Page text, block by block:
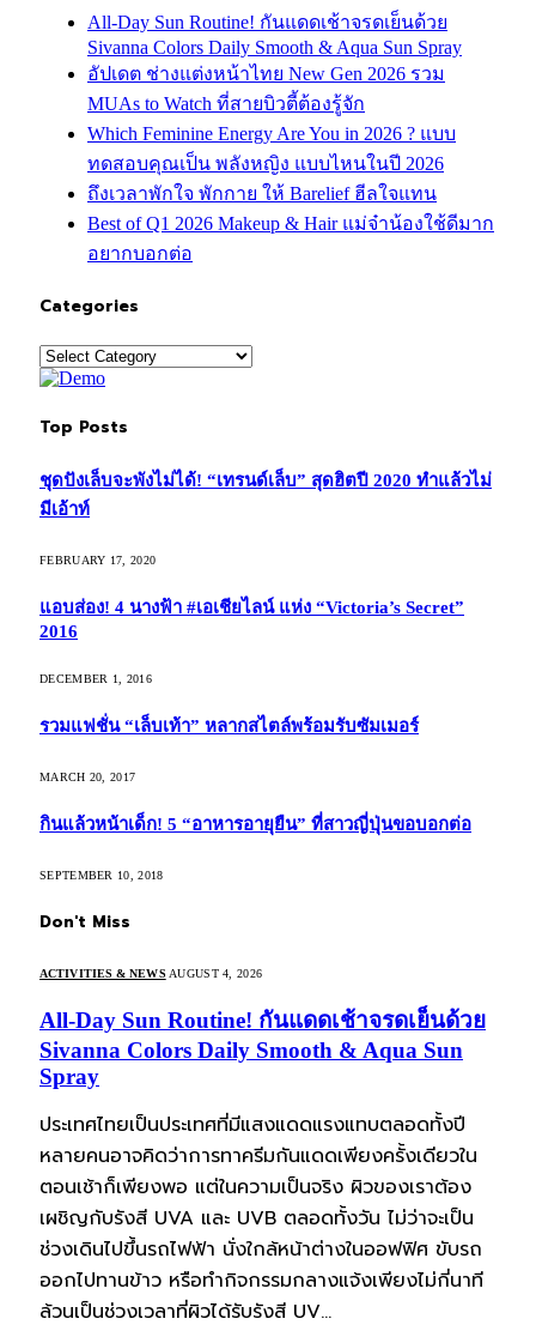
All-Day Sun Routine! กันแดดเช้าจรดเย็นด้วย
Sivanna Colors Daily Smooth & Aqua Sun Spray
อัปเดต ช่างแต่งหน้าไทย New Gen 2026 รวม
MUAs to Watch ที่สายบิวตี้ต้องรู้จัก
Which Feminine Energy Are You in 2026 ? แบบ
ทดสอบคุณเป็น พลังหญิง แบบไหนในปี 2026
ถึงเวลาพักใจ พักกาย ให้ Barelief ฮีลใจแทน
Best of Q1 2026 Makeup & Hair แม่จ๋าน้องใช้ดีมาก
อยากบอกต่อ
Categories
Categories
Top Posts
ชุดปังเล็บจะพังไม่ได้! “เทรนด์เล็บ” สุดฮิตปี 2020 ทำแล้วไม่
มีเอ้าท์
FEBRUARY 17, 2020
แอบส่อง! 4 นางฟ้า #เอเชียไลน์ แห่ง “Victoria’s Secret”
2016
DECEMBER 1, 2016
รวมแฟชั่น “เล็บเท้า” หลากสไตล์พร้อมรับซัมเมอร์
MARCH 20, 2017
กินแล้วหน้าเด็ก! 5 “อาหารอายุยืน” ที่สาวญี่ปุ่นขอบอกต่อ
SEPTEMBER 10, 2018
Don't Miss
ACTIVITIES & NEWS AUGUST 4, 2026
All-Day Sun Routine! กันแดดเช้าจรดเย็นด้วย
Sivanna Colors Daily Smooth & Aqua Sun
Spray
ประเทศไทยเป็นประเทศที่มีแสงแดดแรงแทบตลอดทั้งปี
หลายคนอาจคิดว่าการทาครีมกันแดดเพียงครั้งเดียวใน
ตอนเช้าก็เพียงพอ แต่ในความเป็นจริง ผิวของเราต้อง
เผชิญกับรังสี UVA และ UVB ตลอดทั้งวัน ไม่ว่าจะเป็น
ช่วงเดินไปขึ้นรถไฟฟ้า นั่งใกล้หน้าต่างในออฟฟิศ ขับรถ
ออกไปทานข้าว หรือทำกิจกรรมกลางแจ้งเพียงไม่กี่นาที
ล้วนเป็นช่วงเวลาที่ผิวได้รับรังสี UV…